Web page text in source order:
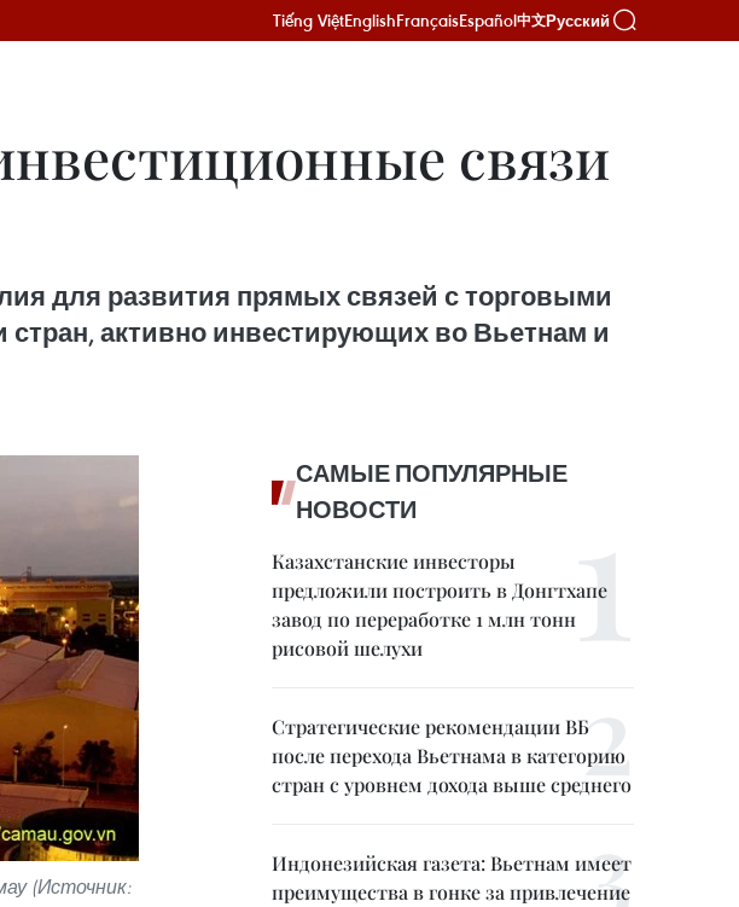
Tiếng ViệtEnglishFrançaisEspañol中文Русский
связи
для развития прямых связей с торговыми
активно инвестирующих во Вьетнам и
(Источник:
САМЫЕ ПОПУЛЯРНЫЕ
НОВОСТИ
Казахстанские инвесторы
предложили построить в Донгтхапе
завод по переработке 1 млн тонн
рисовой шелухи
Стратегические рекомендации ВБ
после перехода Вьетнама в категорию
стран с уровнем дохода выше среднего
Индонезийская газета: Вьетнам имеет
преимущества в гонке за привлечение